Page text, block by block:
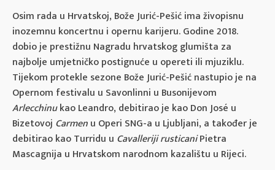
Osim rada u Hrvatskoj, Bože Jurić-Pešić ima živopisnu
inozemnu koncertnu i opernu karijeru. Godine 2018.
dobio je prestižnu Nagradu hrvatskog glumišta za
najbolje umjetničko postignuće u opereti ili mjuziklu.
Tijekom protekle sezone Bože Jurić-Pešić nastupio je na
Opernom festivalu u Savonlinni u Busonijevom
Arlecchinukao Leandro, debitirao je kao Don José u
Bizetovoj Carmenu Operi SNG-a u Ljubljani, a također je
debitirao kao Turridu u Cavalleriji rusticaniPietra
Mascagnija u Hrvatskom narodnom kazalištu u Rijeci.